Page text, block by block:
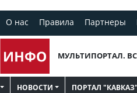
О нас Правила Партнеры
МУЛЬТИПОРТАЛ.
НОВОСТИ ПОРТАЛ "КАВКАЗ"